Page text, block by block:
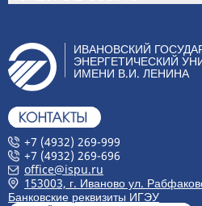
ИВАНОВСКИЙ
ЭНЕРГЕТИЧЕСКИЙ
ИМЕНИ В.И. ЛЕНИНА
+7 (4932) 269-999
+7 (4932) 269-696
office@ispu.ru
153003, г. Иваново ул.
Банковские реквизиты ИГЭУ